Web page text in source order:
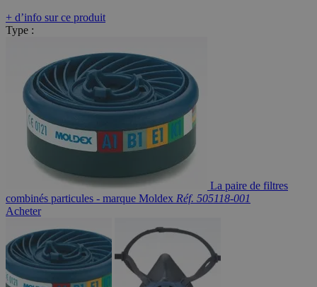
+ d’info sur ce produit
Type :
La paire de filtres
combinés particules - marque Moldex Réf. 505118-001
Acheter